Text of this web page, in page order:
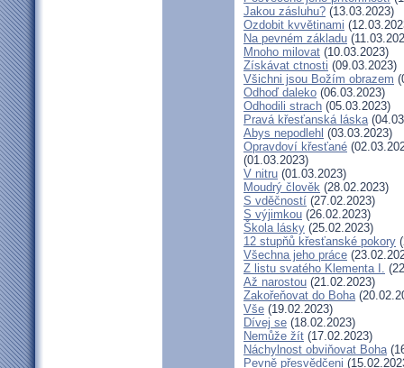
Jakou zásluhu? (13.03.2023)
Ozdobit kvvětinami
Na pevném základu
Mnoho milovat (10.03.2023)
Získávat ctnosti (09.03.2023)
Všichni jsou Božím obrazem
Odhoď daleko (06.03.2023)
Odhodili strach (05.03.2023)
Pravá křesťanská láska
Abys nepodlehl (03.03.2023)
Opravdoví křesťané
(01.03.2023)
V nitru (01.03.2023)
Moudrý člověk (28.02.2023)
S vděčností (27.02.2023)
S výjimkou (26.02.2023)
Škola lásky (25.02.2023)
12 stupňů křesťanské pokory
Všechna jeho práce
Z listu svatého Klementa I.
Až narostou (21.02.2023)
Zakořeňovat do Boha
Vše (19.02.2023)
Dívej se (18.02.2023)
Nemůže žít (17.02.2023)
Náchylnost obviňovat Boha
Pevně přesvědčeni